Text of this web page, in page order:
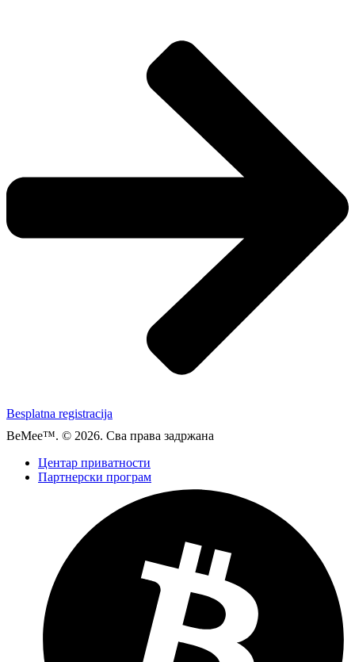
Besplatna registracija
BeMee™. © 2026. Сва права задржана
Центар приватности
Партнерски програм